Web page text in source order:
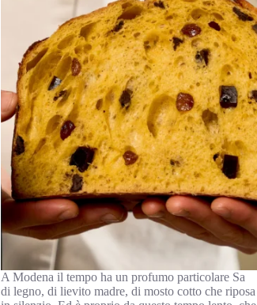
A Modena il tempo ha un profumo particolare Sa
di legno, di lievito madre, di mosto cotto che riposa